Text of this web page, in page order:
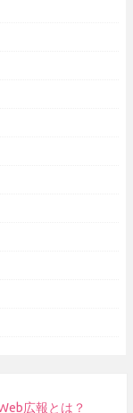
広報とは？